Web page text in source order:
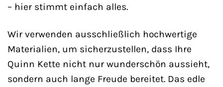
– hier stimmt einfach alles.
Wir verwenden ausschließlich hochwertige
Materialien, um sicherzustellen, dass Ihre
Quinn Kette nicht nur wunderschön aussieht,
sondern auch lange Freude bereitet. Das edle